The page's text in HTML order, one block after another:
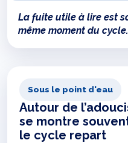
La fuite utile à lire est
même moment du cycle.
Sous le point d'eau
Autour de
se montre
le cycle repart